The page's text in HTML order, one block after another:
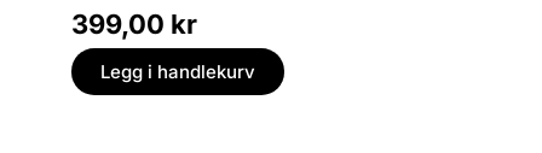
399,00 kr
Legg i handlekurv